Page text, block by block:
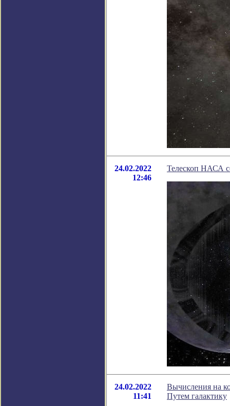
24.02.2022
12:46
Телескоп НАСА
24.02.2022
11:41
Вычисления на
Путем галактику